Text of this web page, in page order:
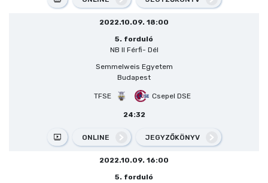
2022.10.09. 18:00
5. forduló
NB II Férfi- Dél
Semmelweis Egyetem
Budapest
TFSE Csepel DSE
24:32
ONLINE JEGYZŐKÖNYV
2022.10.09. 16:00
5. forduló